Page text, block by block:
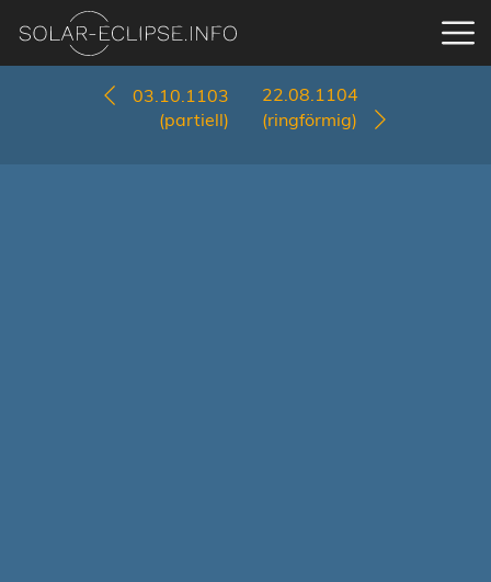
03.10.1103
(partiell)
22.08.1104
(ringförmig)